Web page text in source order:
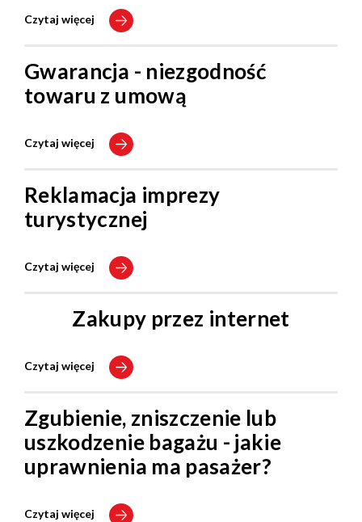
Czytaj więcej
Gwarancja - niezgodność
towaru z umową
Czytaj więcej
Reklamacja imprezy
turystycznej
Czytaj więcej
Zakupy przez internet
Czytaj więcej
Zgubienie, zniszczenie lub
uszkodzenie bagażu - jakie
uprawnienia ma pasażer?
Czytaj więcej